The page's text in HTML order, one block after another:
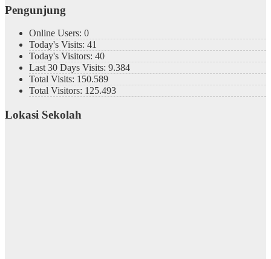
Pengunjung
Online Users: 0
Today's Visits: 41
Today's Visitors: 40
Last 30 Days Visits: 9.384
Total Visits: 150.589
Total Visitors: 125.493
Lokasi Sekolah